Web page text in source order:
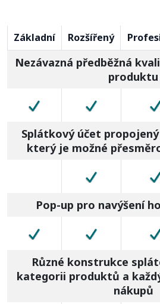
Základní Rozšířený
Nezávazná předběžná
produktu
Splátkový účet
který je možné
Pop-up pro navýšení
Různé konstrukce
kategorii produktů a
nákupů